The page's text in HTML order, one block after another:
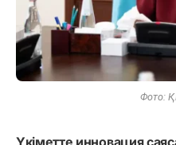
Фото:
Үкіметте инновация